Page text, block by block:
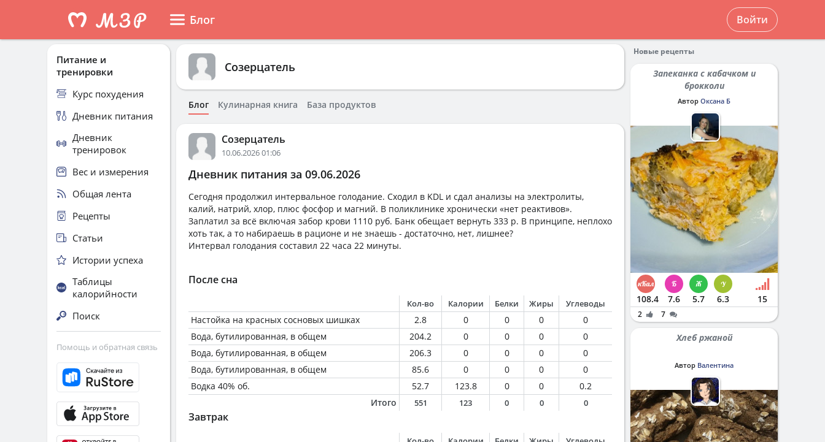
Блог Войти
Созерцатель
Блог Кулинарная книга База продуктов
Созерцатель
10.06.2026 01:06
Дневник питания за 09.06.2026
Сегодня продолжил интервальное голодание. Сходил в KDL и сдал анализы на электролиты,
калий, натрий, хлор, плюс фосфор и магний. В поликлинике хронически «нет реактивов».
Заплатил за всё включая забор крови 1110 руб. Банк обещает вернуть 333 р. В принципе, неплохо
хоть так, а то набираешь в рационе и не знаешь - достаточно, нет, лишнее?
Интервал голодания составил 22 часа 22 минуты.
После сна
Кол-во Калории Белки Жиры Углеводы
Настойка на красных сосновых шишках 2.8 0 0 0
0
Вода, бутилированная, в общем
204.2 0 0 0
0
Вода, бутилированная, в общем
206.3 0 0 0
0
Вода, бутилированная, в общем
85.6 0 0 0
0
Водка 40% об.
52.7 123.8 0 0
0.2
Итого
551 123 0 0 0
Завтрак
Питание и
тренировки
Курс похудения
Дневник питания
Дневник
тренировок
Вес и измерения
Общая лента
Рецепты
Статьи
Истории успеха
Таблицы
калорийности
Поиск
Помощь и обратная связь
Новые рецепты
Запеканка с кабачком и
брокколи
Автор Оксана Б
108.4 7.6 5.7 6.3 15
2 7
Хлеб ржаной
Автор Валентина